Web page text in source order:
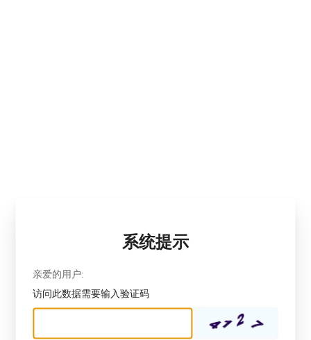
系统提示
亲爱的用户:
访问此数据需要输入验证码